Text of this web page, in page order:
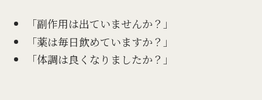
「副作用は出ていませんか？」
「薬は毎日飲めていますか？」
「体調は良くなりましたか？」